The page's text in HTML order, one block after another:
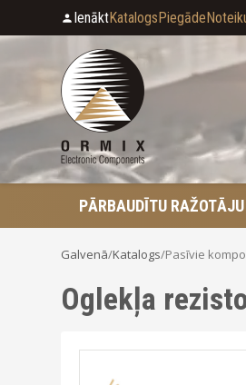
IenāktKatalogsPiegāde
PĀRBAUDĪTU
Galvenā/Katalogs/Pasīvie
Oglekļa